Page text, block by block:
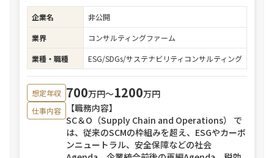
企業名
非公開
業界
コンサルティングファーム
業種・職種
ESG/SDGs/サステナビリティコンサルティング
想定年収 700万円〜1200万円
仕事内容
【職務内容】
SC＆O（Supply Chain and Operations） で
は、従来のSCMの枠組みを超え、ESGやカーボ
ンニュートラル、安全保障などの社会